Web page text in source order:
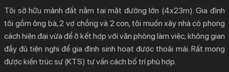
Tôi sở hữu mảnh đất nằm tại mặt đường lớn (4x23m). Gia đình
tôi gồm ông bà, 2 vợ chồng và 2 con, tôi muốn xây nhà có phong
cách hiện đại vừa để ở kết hợp với văn phòng làm việc; không gian
đầy đủ tiện nghi để gia đình sinh hoạt được thoải mái. Rất mong
được kiến trúc sư (KTS) tư vấn cách bố trí phù hợp.